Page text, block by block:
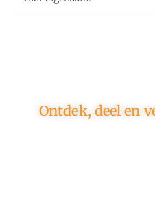
Ontdek, deel en